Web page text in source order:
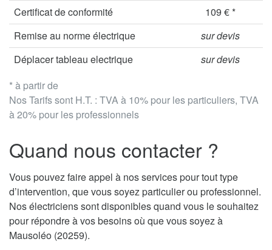
* à partir de
Nos Tarifs sont H.T. : TVA à 10% pour les particuliers, TVA
à 20% pour les professionnels
Certificat de conformité
109 € *
Remise au norme électrique
sur devis
Déplacer tableau electrique
sur devis
Quand nous contacter ?
Vous pouvez faire appel à nos services pour tout type
d’intervention, que vous soyez particulier ou professionnel.
Nos électriciens sont disponibles quand vous le souhaitez
pour répondre à vos besoins où que vous soyez à
Mausoléo (20259).